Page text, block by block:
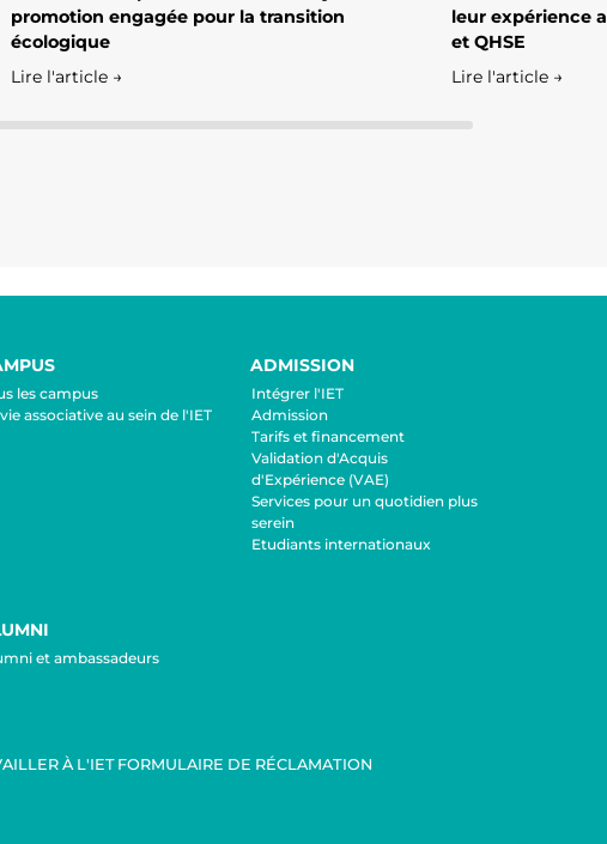
promotion engagée pour la transition
écologique
Lire l'article →
leur expérience
et QHSE
Lire l'article →
les campus
associative au sein de l'IET
ADMISSION
Intégrer l'IET
Admission
Tarifs et financement
Validation d'Acquis
d'Expérience (VAE)
Services pour un quotidien plus
serein
Etudiants internationaux
et ambassadeurs
À L'IETFORMULAIRE DE RÉCLAMATION